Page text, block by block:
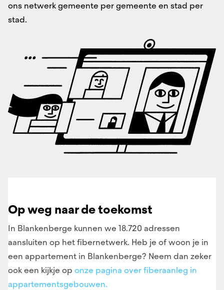
ons netwerk gemeente per gemeente en stad per
stad.
Op weg naar de toekomst
In Blankenberge kunnen we 18.720 adressen
aansluiten op het fibernetwerk. Heb je of woon je in
een appartement in Blankenberge? Neem dan zeker
ook een kijkje op onze pagina over fiberaanleg in
appartementsgebouwen.